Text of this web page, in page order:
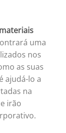
materiais
uma
nos
as suas
ajudá-lo a
na
irão